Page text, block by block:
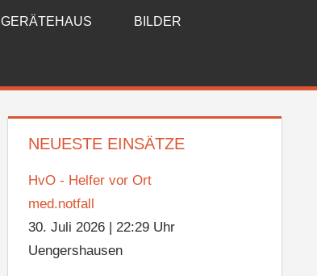
GERÄTEHAUS BILDER
NEUESTE EINSÄTZE
HvO - Helfer vor Ort
med.notfall
30. Juli 2026 |22:29 Uhr
Uengershausen